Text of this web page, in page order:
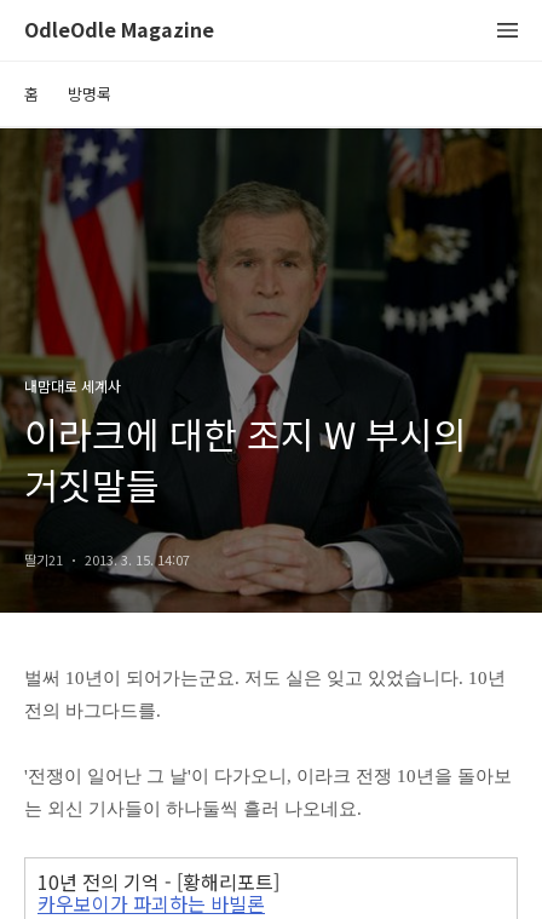
OdleOdle Magazine
홈 방명록
내맘대로 세계사
이라크에 대한 조지 W 부시의
거짓말들
딸기21 2013. 3. 15. 14:07
벌써 10년이 되어가는군요. 저도 실은 잊고 있었습니다. 10년
전의 바그다드를.
'전쟁이 일어난 그 날'이 다가오니, 이라크 전쟁 10년을 돌아보
는 외신 기사들이 하나둘씩 흘러 나오네요.
10년 전의 기억 - [황해리포트]
카우보이가 파괴하는 바빌론